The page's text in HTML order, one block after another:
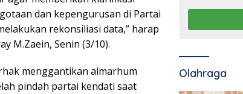
dan kepengurusan di Partai
rekonsiliasi data,” harap
M.Zaein, Senin (3/10).
menggantikan almarhum
pindah partai kendati saat
Olahraga